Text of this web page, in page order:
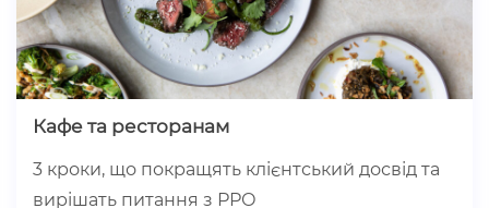
Кафе та ресторанам
3 кроки, що покращять клієнтський досвід та
вирішать питання з РРО